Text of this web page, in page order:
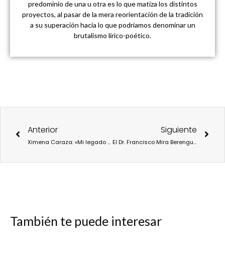
predominio de una u otra es lo que matiza los distintos
proyectos, al pasar de la mera reorientación de la tradición
a su superación hacia lo que podríamos denominar un
brutalismo lírico-poético.
Anterior
Ximena Caraza: «Mi legado sería saber que Casa de México ha contribuido a que México y España estén cada vez más unidos»
Siguiente
El Dr. Francisco Mira Berenguer, en la «Lista 15 Mejores Médicos, Científicos y Proyectos de Investigación Biomédica Urban Beat 2026 » por su concepción de la neurología como disciplina de la prevención, la escucha y la identidad
También te puede interesar